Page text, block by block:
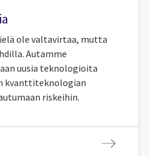
ole valtavirtaa, mutta
Autamme
uusia teknologioita
kvanttiteknologian
riskeihin.